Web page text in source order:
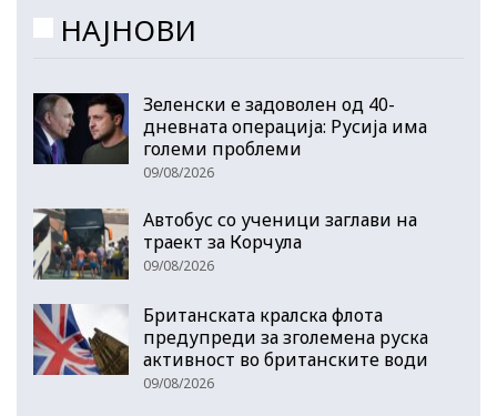
НАЈНОВИ
Зеленски е задоволен од 40-
дневната операција: Русија има
големи проблеми
09/08/2026
Автобус со ученици заглави на
траект за Корчула
09/08/2026
Британската кралска флота
предупреди за зголемена руска
активност во британските води
09/08/2026